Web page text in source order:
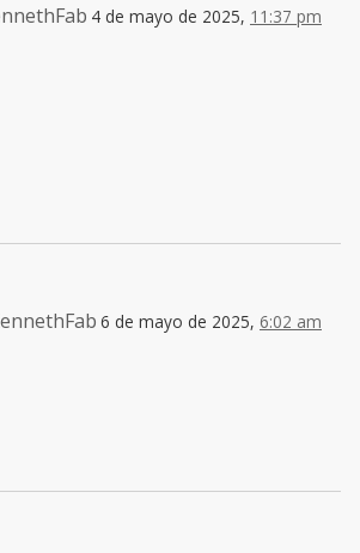
4 de mayo de 2025, 11:37 pm
6 de mayo de 2025, 6:02 am